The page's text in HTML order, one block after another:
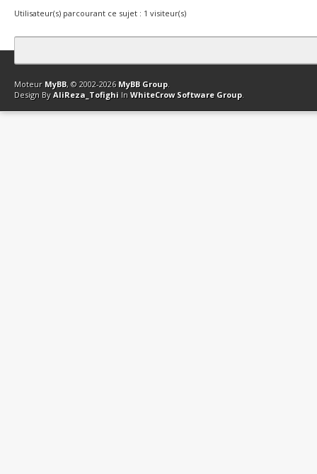
Utilisateur(s) parcourant ce sujet : 1 visiteur(s)
Contact Club Affiliation Retourner en haut Version bas-débit
Moteur MyBB, © 2002-2026 MyBB Group.
Design By AliReza_Tofighi In WhiteCrow Software Group.